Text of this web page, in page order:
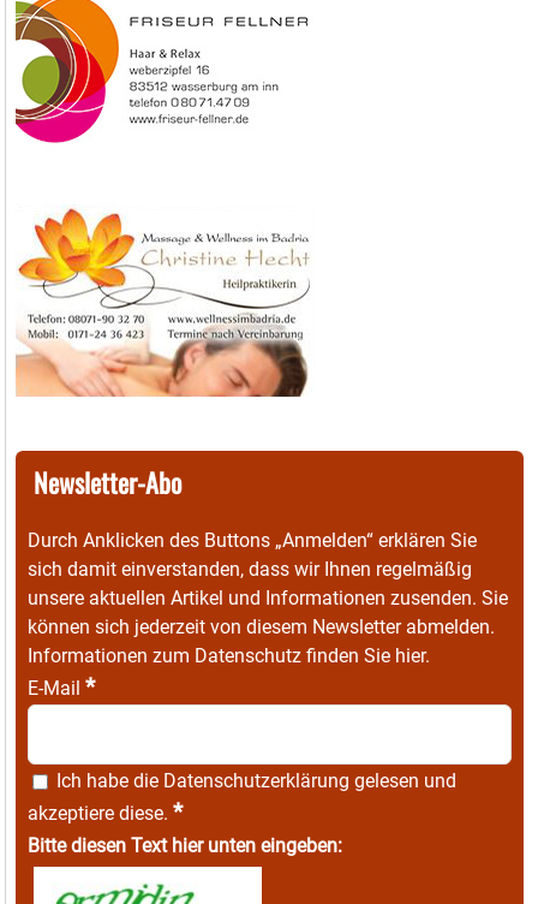
Newsletter-Abo
Durch Anklicken des Buttons „Anmelden“ erklären Sie
sich damit einverstanden, dass wir Ihnen regelmäßig
unsere aktuellen Artikel und Informationen zusenden. Sie
können sich jederzeit von diesem Newsletter abmelden.
Informationen zum Datenschutz finden Sie hier.
E-Mail *
Ich habe die Datenschutzerklärung gelesen und
akzeptiere diese. *
Bitte diesen Text hier unten eingeben: